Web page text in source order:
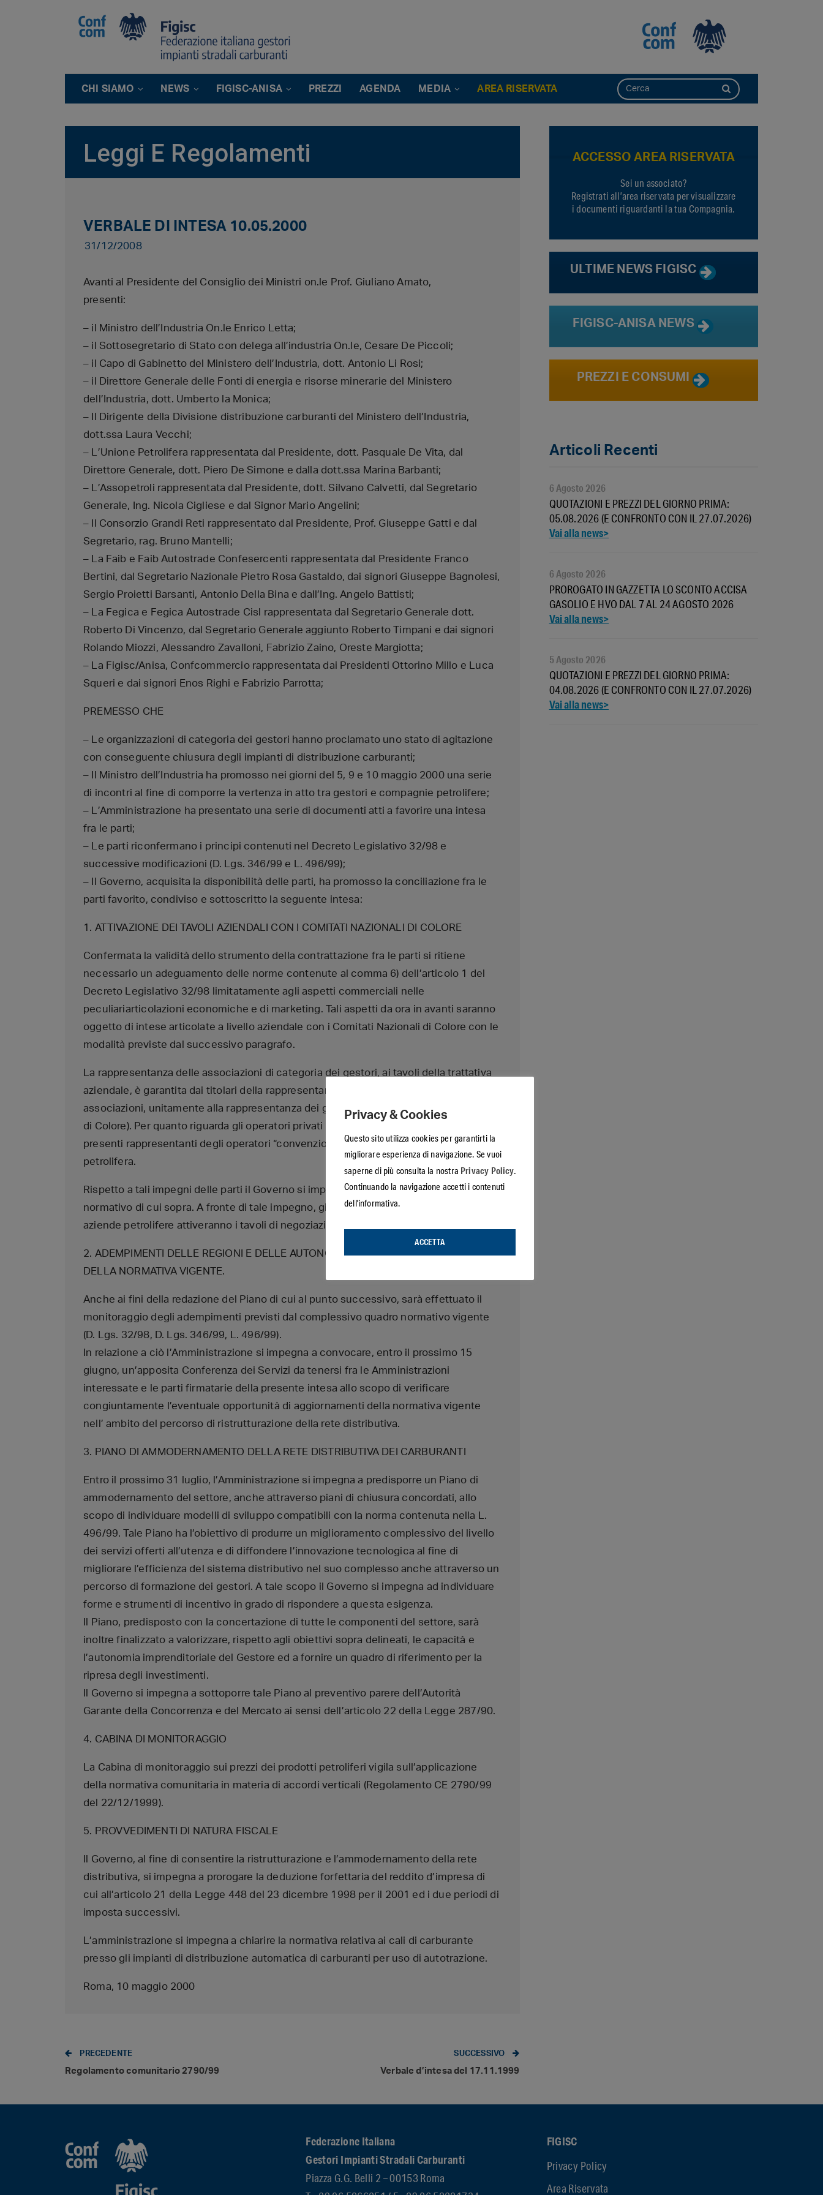
CHI SIAMO NEWS FIGISC-ANISA PREZZI AGENDA MEDIA AREA RISERVATA
VERBALE DI INTESA 10.05.2000
Leggi E Regolamenti
31/12/2008
Avanti al Presidente del Consiglio dei Ministri on.le Prof. Giuliano Amato,
presenti:
– il Ministro dell’Industria On.le Enrico Letta;
– il Sottosegretario di Stato con delega all’industria On.le, Cesare De Piccoli;
– il Capo di Gabinetto del Ministero dell’Industria, dott. Antonio Li Rosi;
– il Direttore Generale delle Fonti di energia e risorse minerarie del Ministero
dell’Industria, dott. Umberto la Monica;
– Il Dirigente della Divisione distribuzione carburanti del Ministero dell’Industria,
dott.ssa Laura Vecchi;
– L’Unione Petrolifera rappresentata dal Presidente, dott. Pasquale De Vita, dal
Direttore Generale, dott. Piero De Simone e dalla dott.ssa Marina Barbanti;
– L’Assopetroli rappresentata dal Presidente, dott. Silvano Calvetti, dal Segretario
Generale, Ing. Nicola Cigliese e dal Signor Mario Angelini;
– Il Consorzio Grandi Reti rappresentato dal Presidente, Prof. Giuseppe Gatti e dal
Segretario, rag. Bruno Mantelli;
– La Faib e Faib Autostrade Confesercenti rappresentata dal Presidente Franco
Bertini, dal Segretario Nazionale Pietro Rosa Gastaldo, dai signori Giuseppe Bagnolesi,
Sergio Proietti Barsanti, Antonio Della Bina e dall’Ing. Angelo Battisti;
– La Fegica e Fegica Autostrade Cisl rappresentata dal Segretario Generale dott.
Roberto Di Vincenzo, dal Segretario Generale aggiunto Roberto Timpani e dai signori
Rolando Miozzi, Alessandro Zavalloni, Fabrizio Zaino, Oreste Margiotta;
– La Figisc/Anisa, Confcommercio rappresentata dai Presidenti Ottorino Millo e Luca
Squeri e dai signori Enos Righi e Fabrizio Parrotta;
PREMESSO CHE
– Le organizzazioni di categoria dei gestori hanno proclamato uno stato di agitazione
con conseguente chiusura degli impianti di distribuzione carburanti;
– Il Ministro dell’Industria ha promosso nei giorni del 5, 9 e 10 maggio 2000 una serie
di incontri al fine di comporre la vertenza in atto tra gestori e compagnie petrolifere;
– L’Amministrazione ha presentato una serie di documenti atti a favorire una intesa
fra le parti;
– Le parti riconfermano i principi contenuti nel Decreto Legislativo 32/98 e
successive modificazioni (D. Lgs. 346/99 e L. 496/99);
– Il Governo, acquisita la disponibilità delle parti, ha promosso la conciliazione fra le
parti favorito, condiviso e sottoscritto la seguente intesa:
1. ATTIVAZIONE DEI TAVOLI AZIENDALI CON I COMITATI NAZIONALI DI COLORE
Confermata la validità dello strumento della contrattazione fra le parti si ritiene
necessario un adeguamento delle norme contenute al comma 6) dell’articolo 1 del
Decreto Legislativo 32/98 limitatamente agli aspetti commerciali nelle
peculiariarticolazioni economiche e di marketing. Tali aspetti da ora in avanti saranno
oggetto di intese articolate a livello aziendale con i Comitati Nazionali di Colore con le
modalità previste dal successivo paragrafo.
La rappresentanza delle associazioni di categoria dei gestori, ai tavoli della trattativa
aziendale, è garantita dai titolari della rappresentanza nazionale delle medesime
associazioni, unitamente alla rappresentanza dei gestori aziendali (Comitati Nazionali
di Colore). Per quanto riguarda gli operatori privati ai tavoli di cui sopra saranno
presenti rappresentanti degli operatori “convenzionati” con i colori della compagnia
petrolifera.
Rispetto a tali impegni delle parti il Governo si impegna a promuovere l’adeguamento
normativo di cui sopra. A fronte di tale impegno, già dal prossimo 15 maggio, le
aziende petrolifere attiveranno i tavoli di negoziazione aziendale.
2. ADEMPIMENTI DELLE REGIONI E DELLE AUTONOMIE LOCALI PER L’ATTUAZIONE
DELLA NORMATIVA VIGENTE.
Anche ai fini della redazione del Piano di cui al punto successivo, sarà effettuato il
monitoraggio degli adempimenti previsti dal complessivo quadro normativo vigente
(D. Lgs. 32/98, D. Lgs. 346/99, L. 496/99).
In relazione a ciò l’Amministrazione si impegna a convocare, entro il prossimo 15
giugno, un’apposita Conferenza dei Servizi da tenersi fra le Amministrazioni
interessate e le parti firmatarie della presente intesa allo scopo di verificare
congiuntamente l’eventuale opportunità di aggiornamenti della normativa vigente
nell’ ambito del percorso di ristrutturazione della rete distributiva.
3. PIANO DI AMMODERNAMENTO DELLA RETE DISTRIBUTIVA DEI CARBURANTI
Entro il prossimo 31 luglio, l’Amministrazione si impegna a predisporre un Piano di
ammodernamento del settore, anche attraverso piani di chiusura concordati, allo
scopo di individuare modelli di sviluppo compatibili con la norma contenuta nella L.
496/99. Tale Piano ha l’obiettivo di produrre un miglioramento complessivo del livello
dei servizi offerti all’utenza e di diffondere l’innovazione tecnologica al fine di
migliorare l’efficienza del sistema distributivo nel suo complesso anche attraverso un
percorso di formazione dei gestori. A tale scopo il Governo si impegna ad individuare
forme e strumenti di incentivo in grado di rispondere a questa esigenza.
Il Piano, predisposto con la concertazione di tutte le componenti del settore, sarà
inoltre finalizzato a valorizzare, rispetto agli obiettivi sopra delineati, le capacità e
l’autonomia imprenditoriale del Gestore ed a fornire un quadro di riferimento per la
ripresa degli investimenti.
Il Governo si impegna a sottoporre tale Piano al preventivo parere dell’Autorità
Garante della Concorrenza e del Mercato ai sensi dell’articolo 22 della Legge 287/90.
4. CABINA DI MONITORAGGIO
La Cabina di monitoraggio sui prezzi dei prodotti petroliferi vigila sull’applicazione
della normativa comunitaria in materia di accordi verticali (Regolamento CE 2790/99
del 22/12/1999).
5. PROVVEDIMENTI DI NATURA FISCALE
Il Governo, al fine di consentire la ristrutturazione e l’ammodernamento della rete
distributiva, si impegna a prorogare la deduzione forfettaria del reddito d’impresa di
cui all’articolo 21 della Legge 448 del 23 dicembre 1998 per il 2001 ed i due periodi di
imposta successivi.
L’amministrazione si impegna a chiarire la normativa relativa ai cali di carburante
presso gli impianti di distribuzione automatica di carburanti per uso di autotrazione.
Roma, 10 maggio 2000
PRECEDENTE
Regolamento comunitario 2790/99
SUCCESSIVO
Verbale d’intesa del 17.11.1999
ACCESSO AREA RISERVATA
Sei un associato?
Registrati all’area riservata per visualizzare
i documenti riguardanti la tua Compagnia.
ULTIME NEWS FIGISC
FIGISC-ANISA NEWS
PREZZI E CONSUMI
Articoli Recenti
QUOTAZIONI E PREZZI DEL GIORNO PRIMA:
05.08.2026 (E CONFRONTO CON IL 27.07.2026)
6 Agosto 2026
PROROGATO IN GAZZETTA LO SCONTO ACCISA
GASOLIO E HVO DAL 7 AL 24 AGOSTO 2026
6 Agosto 2026
QUOTAZIONI E PREZZI DEL GIORNO PRIMA:
04.08.2026 (E CONFRONTO CON IL 27.07.2026)
5 Agosto 2026
Federazione Italiana
Gestori Impianti Stradali Carburanti
Piazza G.G. Belli 2 – 00153 Roma
FIGISC
Privacy Policy
Area Riservata
Privacy & Cookies
Questo sito utilizza cookies per garantirti la
migliorare esperienza di navigazione. Se vuoi
saperne di più consulta la nostra Privacy Policy.
Continuando la navigazione accetti i contenuti
dell'informativa.
ACCETTA